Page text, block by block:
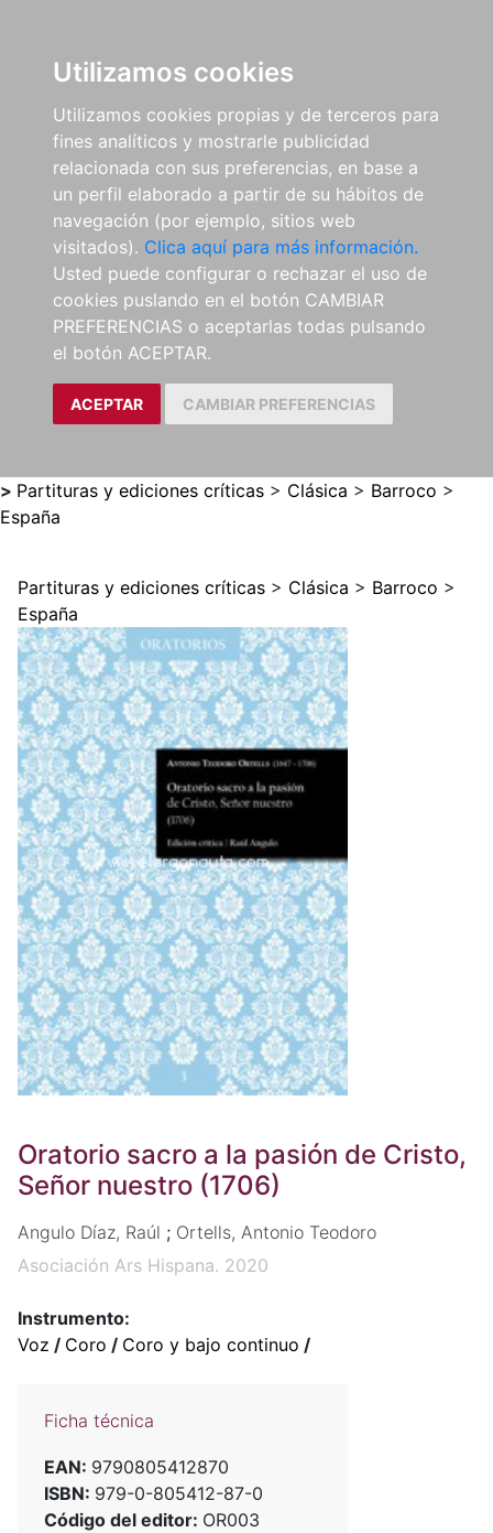
Utilizamos cookies
Utilizamos cookies propias y de terceros para
fines analíticos y mostrarle publicidad
relacionada con sus preferencias, en base a
un perfil elaborado a partir de su hábitos de
navegación (por ejemplo, sitios web
visitados). Clica aquí para más información.
Usted puede configurar o rechazar el uso de
cookies puslando en el botón CAMBIAR
PREFERENCIAS o aceptarlas todas pulsando
el botón ACEPTAR.
ACEPTAR CAMBIAR PREFERENCIAS
> Partituras y ediciones críticas > Clásica > Barroco >
España
Partituras y ediciones críticas > Clásica > Barroco >
España
Oratorio sacro a la pasión de Cristo,
Señor nuestro (1706)
Angulo Díaz, Raúl ; Ortells, Antonio Teodoro
Asociación Ars Hispana. 2020
Instrumento:
Voz / Coro / Coro y bajo continuo /
Ficha técnica
EAN: 9790805412870
ISBN: 979-0-805412-87-0
Código del editor: OR003